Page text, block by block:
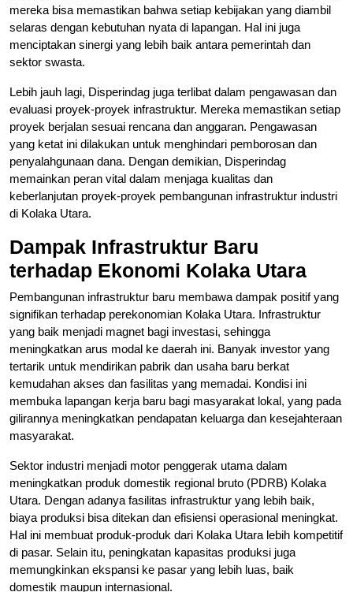
mereka bisa memastikan bahwa setiap kebijakan yang diambil
selaras dengan kebutuhan nyata di lapangan. Hal ini juga
menciptakan sinergi yang lebih baik antara pemerintah dan
sektor swasta.
Lebih jauh lagi, Disperindag juga terlibat dalam pengawasan dan
evaluasi proyek-proyek infrastruktur. Mereka memastikan setiap
proyek berjalan sesuai rencana dan anggaran. Pengawasan
yang ketat ini dilakukan untuk menghindari pemborosan dan
penyalahgunaan dana. Dengan demikian, Disperindag
memainkan peran vital dalam menjaga kualitas dan
keberlanjutan proyek-proyek pembangunan infrastruktur industri
di Kolaka Utara.
Dampak Infrastruktur Baru
terhadap Ekonomi Kolaka Utara
Pembangunan infrastruktur baru membawa dampak positif yang
signifikan terhadap perekonomian Kolaka Utara. Infrastruktur
yang baik menjadi magnet bagi investasi, sehingga
meningkatkan arus modal ke daerah ini. Banyak investor yang
tertarik untuk mendirikan pabrik dan usaha baru berkat
kemudahan akses dan fasilitas yang memadai. Kondisi ini
membuka lapangan kerja baru bagi masyarakat lokal, yang pada
gilirannya meningkatkan pendapatan keluarga dan kesejahteraan
masyarakat.
Sektor industri menjadi motor penggerak utama dalam
meningkatkan produk domestik regional bruto (PDRB) Kolaka
Utara. Dengan adanya fasilitas infrastruktur yang lebih baik,
biaya produksi bisa ditekan dan efisiensi operasional meningkat.
Hal ini membuat produk-produk dari Kolaka Utara lebih kompetitif
di pasar. Selain itu, peningkatan kapasitas produksi juga
memungkinkan ekspansi ke pasar yang lebih luas, baik
domestik maupun internasional.